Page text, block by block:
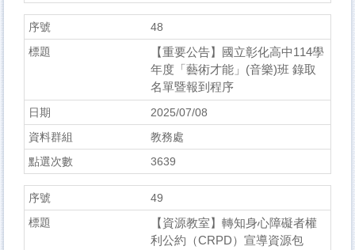
48
【重要公告】國立彰化高中114學
年度「藝術才能」(音樂)班 錄取
名單暨報到程序
2025/07/08
教務處
3639
49
【資源教室】轉知身心障礙者權
利公約（CRPD）宣導資源包